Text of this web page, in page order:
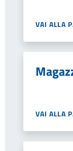
VAI ALLA
VAI ALLA